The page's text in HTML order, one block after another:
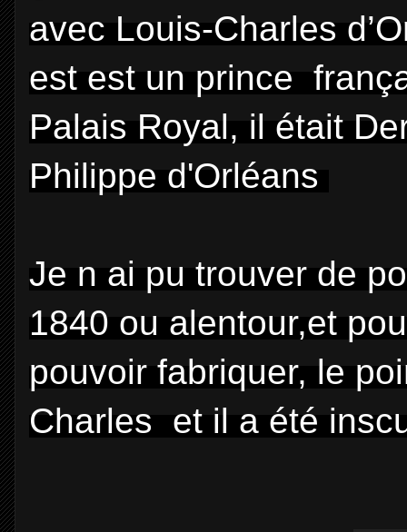
avec Louis-Charles
est est un prince
Palais Royal, il était
Philippe d'Orléans
Je n ai pu trouver de
1840 ou alentour,et
pouvoir fabriquer, le
Charles et il a été